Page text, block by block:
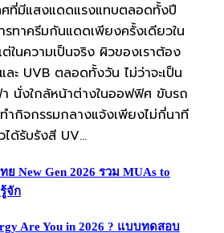
ทศที่มีแสงแดดแรงแทบตลอดทั้งปี
ทาครีมกันแดดเพียงครั้งเดียวใน
ในความเป็นจริง ผิวของเราต้อง
ะ UVB ตลอดทั้งวัน ไม่ว่าจะเป็น
นั่งใกล้หน้าต่างในออฟฟิศ ขับรถ
ำกิจกรรมกลางแจ้งเพียงไม่กี่นาที
ได้รับรังสี UV…
New Gen 2026 รวม MUAs to
จัก
Are You in 2026 ? แบบทดสอบ